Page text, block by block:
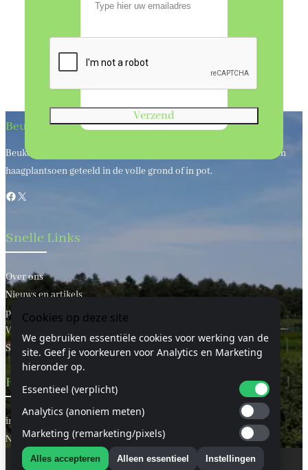
Verzend
Beukenhaagkwekerij
Beukenhaagkwekerij al meer dan 50 jaar uw leverancier van bos en
haagplantsoen geteeld in de volle grond of in pot.
Facebook
X
Snelle Links
Over ons
Nieuws en artikels
privacy statement
Voorwaarden
Sitemap
Handige Links
informatie
Neem contact met ons op
Cookies op deze site
We gebruiken essentiële cookies voor werking van de
site. Geef je voorkeuren voor Analytics en Marketing
hieronder op.
Essentieel (verplicht)
Analytics (anoniem meten)
Marketing (remarketing/pixels)
Alles accepteren Alleen essentieel Instellingen